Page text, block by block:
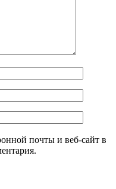
почты и веб-сайт в